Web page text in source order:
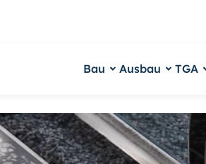
Bau Ausbau TGA